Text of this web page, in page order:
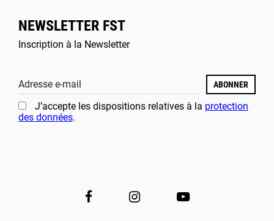
NEWSLETTER FST
Inscription à la Newsletter
Adresse e-mail ABONNER
J’accepte les dispositions relatives à la protection
des données.